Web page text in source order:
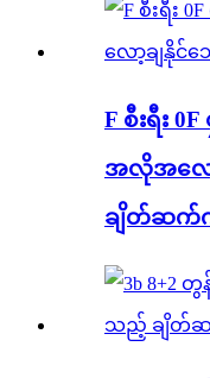
F စီးရီး
အလိုအလျ
ချိတ်ဆက်